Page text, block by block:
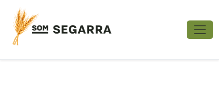
No s'ha trobat cap foto amb aquest ID